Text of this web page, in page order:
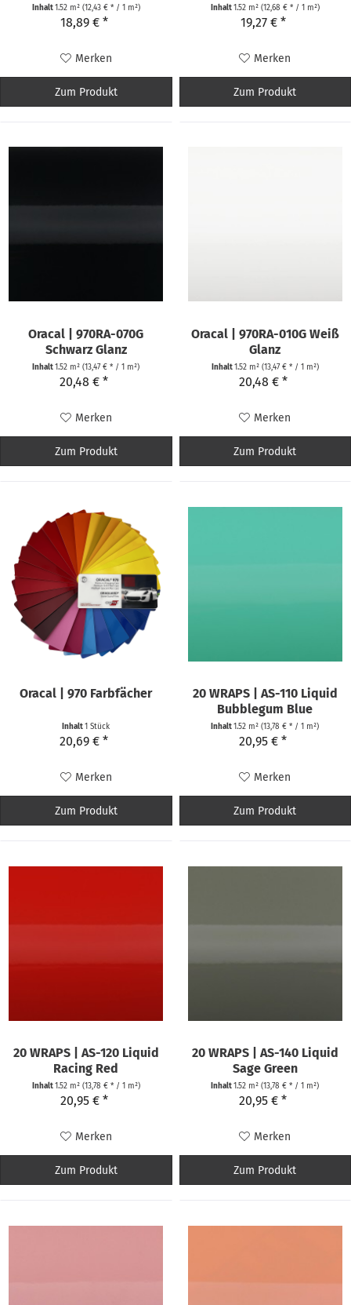
Inhalt1.52 m² (12,43 € * / 1 m²)
18,89 € *
Merken
Zum Produkt
Inhalt1.52 m² (12,68 € * / 1 m²)
19,27 € *
Merken
Zum Produkt
Oracal | 970RA-070G
Schwarz Glanz
Inhalt1.52 m²(13,47 € * / 1 m²)
20,48 € *
Merken
Zum Produkt
Oracal | 970RA-010G Weiß
Glanz
Inhalt1.52 m² (13,47 € * / 1 m²)
20,48 € *
Merken
Zum Produkt
Oracal | 970 Farbfächer
Inhalt1 Stück
20,69 € *
Merken
Zum Produkt
20 WRAPS | AS-110 Liquid
Bubblegum Blue
Inhalt1.52 m²(13,78 € * / 1 m²)
20,95 € *
Merken
Zum Produkt
20 WRAPS | AS-120 Liquid
Racing Red
Inhalt1.52 m² (13,78 € * / 1 m²)
20,95 € *
Merken
Zum Produkt
20 WRAPS | AS-140 Liquid
Sage Green
Inhalt1.52 m²(13,78 € * / 1 m²)
20,95 € *
Merken
Zum Produkt